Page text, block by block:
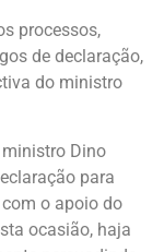
processos,
de declaração,
do ministro
Dino
para
o apoio do
ocasião, haja